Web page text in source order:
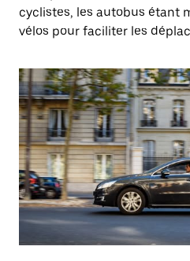
cyclistes, les autobus étant
vélos pour faciliter les